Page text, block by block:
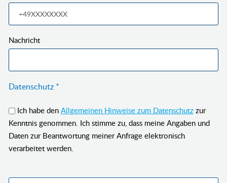
Nachricht
Pflichtfeld
Datenschutz *
Ich habe den Allgemeinen Hinweise zum Datenschutzzur
Kenntnis genommen. Ich stimme zu, dass meine Angaben und
Daten zur Beantwortung meiner Anfrage elektronisch
verarbeitet werden.